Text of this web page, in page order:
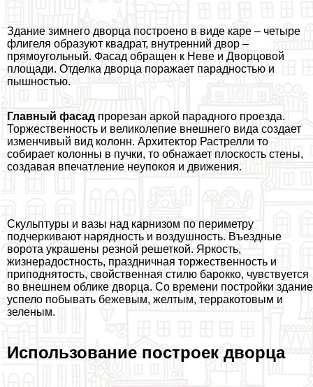
Здание зимнего дворца построено в виде каре – четыре
флигеля образуют квадрат, внутренний двор –
прямоугольный. Фасад обращен к Неве и Дворцовой
площади. Отделка дворца поражает парадностью и
пышностью.
Главный фасад прорезан аркой парадного проезда.
Торжественность и великолепие внешнего вида создает
изменчивый вид колонн. Архитектор Растрелли то
собирает колонны в пучки, то обнажает плоскость стены,
создавая впечатление неупокоя и движения.
Скульптуры и вазы над карнизом по периметру
подчеркивают нарядность и воздушность. Въездные
ворота украшены резной решеткой. Яркость,
жизнерадостность, праздничная торжественность и
приподнятость, свойственная стилю барокко, чувствуется
во внешнем облике дворца. Со времени постройки здание
успело побывать бежевым, желтым, терpaкотовым и
зеленым.
Использование построек дворца